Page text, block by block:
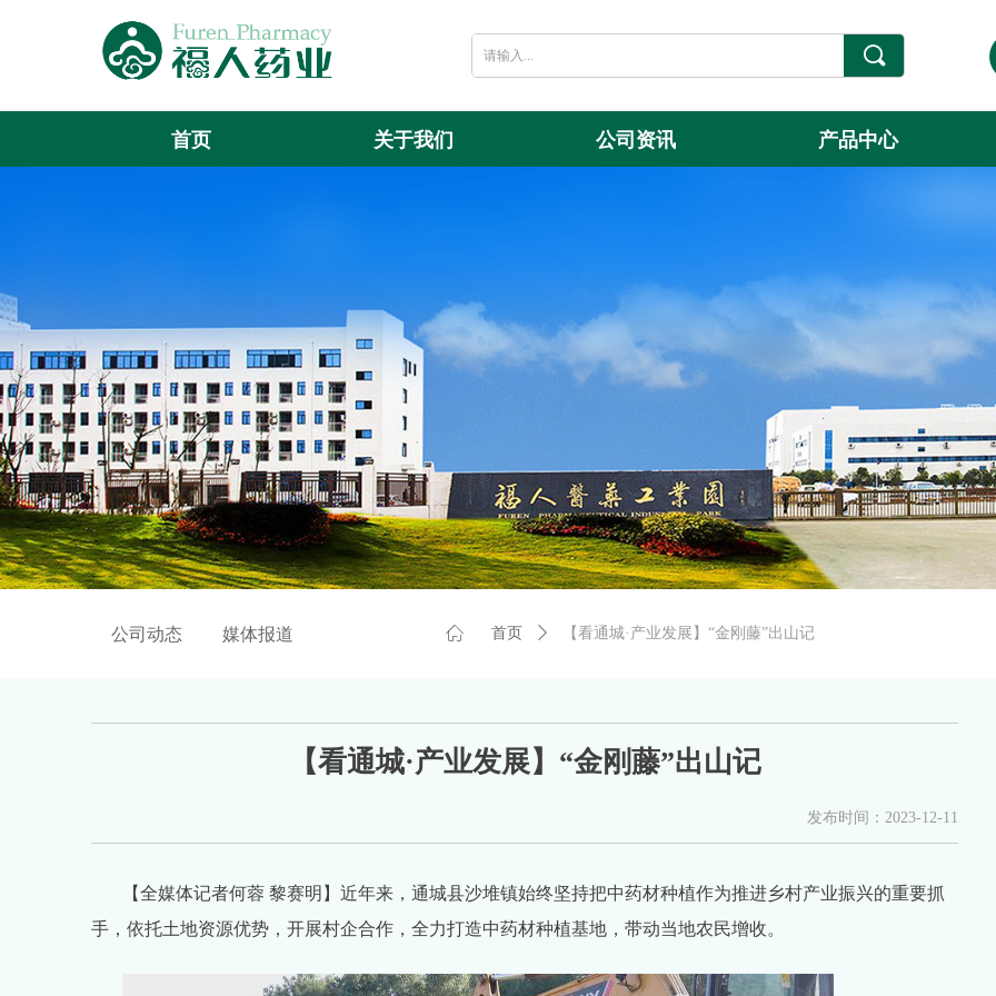
首页 关于我们 公司资讯 产品中心
끠
ꀇ 首页 ꄲ 【看通城·产业发展】“金刚藤”出山记
公司动态 媒体报道
【看通城·产业发展】“金刚藤”出山记
发布时间： 2023-12-11
【全媒体记者何蓉 黎赛明】近年来，通城县沙堆镇始终坚持把中药材种植作为推进乡村产业振兴的重要抓
手，依托土地资源优势，开展村企合作，全力打造中药材种植基地，带动当地农民增收。